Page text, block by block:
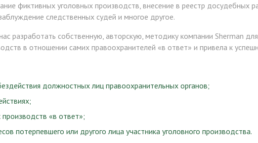
фиктивных уголовных производств, внесение в реестр досудебных
следственных судей и многое другое.
разработать собственную, авторскую, методику компании Sherman
в отношении самих правоохранителей «в ответ» и привела к
должностных лиц правоохранительных органов;
«в ответ»;
потерпевшего или другого лица участника уголовного производства.